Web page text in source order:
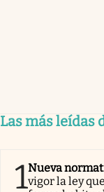
Las más leídas
1Nueva
vigor la ley